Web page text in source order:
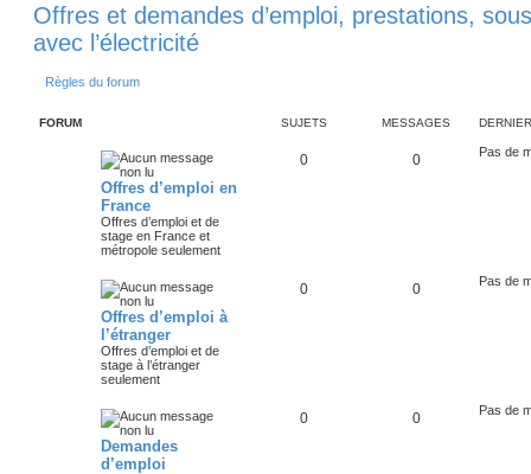
Offres et demandes d’emploi, prestations,
avec l’électricité
Règles du forum
FORUM SUJETS MESSAGES
Offres d’emploi en
France
Offres d’emploi et de
stage en France et
métropole seulement
0 0 Pas de
Offres d’emploi à
l’étranger
Offres d’emploi et de
stage à l’étranger
seulement
0 0 Pas de
Demandes
d’emploi
0 0 Pas de